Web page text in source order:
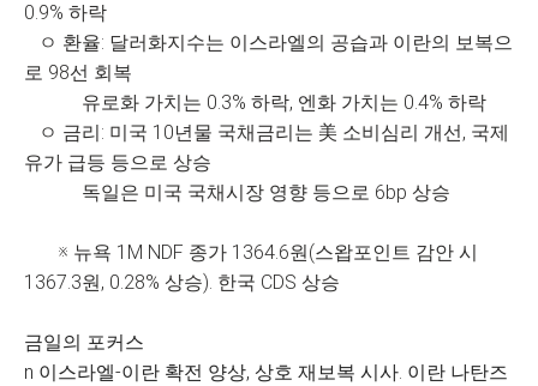
0.9% 하락
ㅇ 환율: 달러화지수는 이스라엘의 공습과 이란의 보복으
로 98선 회복
유로화 가치는 0.3% 하락, 엔화 가치는 0.4% 하락
ㅇ 금리: 미국 10년물 국채금리는 美 소비심리 개선, 국제
유가 급등 등으로 상승
독일은 미국 국채시장 영향 등으로 6bp 상승
※ 뉴욕 1M NDF 종가 1364.6원(스왑포인트 감안 시
1367.3원, 0.28% 상승). 한국 CDS 상승
금일의 포커스
n 이스라엘-이란 확전 양상, 상호 재보복 시사. 이란 나탄즈